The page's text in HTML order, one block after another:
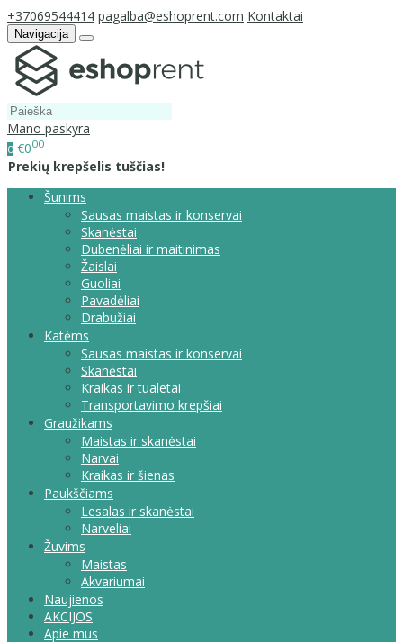
+37069544414 pagalba@eshoprent.com Kontaktai
Navigacija
Mano paskyra
0 €000
Prekių krepšelis tuščias!
Šunims
Sausas maistas ir konservai
Skanėstai
Dubenėliai ir maitinimas
Žaislai
Guoliai
Pavadėliai
Drabužiai
Katėms
Sausas maistas ir konservai
Skanėstai
Kraikas ir tualetai
Transportavimo krepšiai
Graužikams
Maistas ir skanėstai
Narvai
Kraikas ir šienas
Paukščiams
Lesalas ir skanėstai
Narveliai
Žuvims
Maistas
Akvariumai
Naujienos
AKCIJOS
Apie mus